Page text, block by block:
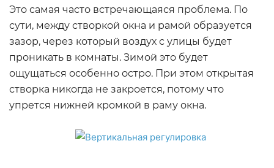
Это самая часто встречающаяся проблема. По
сути, между створкой окна и рамой образуется
зазор, через который воздух с улицы будет
проникать в комнаты. Зимой это будет
ощущаться особенно остро. При этом открытая
створка никогда не закроется, потому что
упрется нижней кромкой в раму окна.